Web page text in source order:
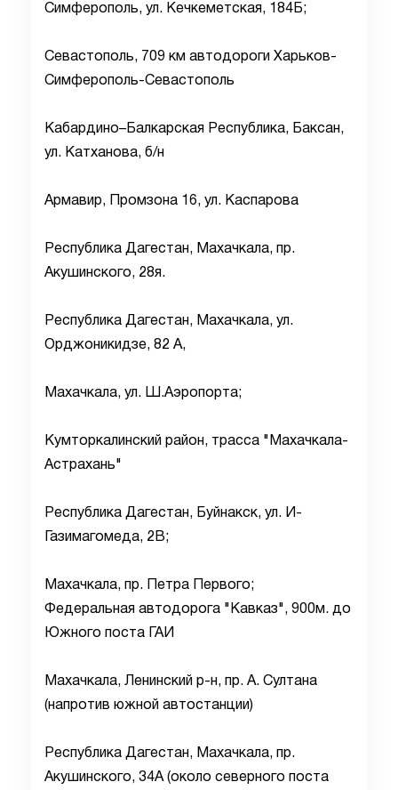
Симферополь, ул. Кечкеметская, 184Б;
Севастополь, 709 км автодороги Харьков-
Симферополь-Севастополь
Кабардино–Балкарская Республика, Баксан,
ул. Катханова, б/н
Армавир, Промзона 16, ул. Каспарова
Республика Дагестан, Махачкала, пр.
Акушинского, 28я.
Республика Дагестан, Махачкала, ул.
Орджоникидзе, 82 А,
Махачкала, ул. Ш.Аэропорта;
Кумторкалинский район, трасса "Махачкала-
Астрахань"
Республика Дагестан, Буйнакск, ул. И-
Газимагомеда, 2В;
Махачкала, пр. Петра Первого;
Федеральная автодорога "Кавказ", 900м. до
Южного поста ГАИ
Махачкала, Ленинский р-н, пр. А. Султана
(напротив южной автостанции)
Республика Дагестан, Махачкала, пр.
Акушинского, 34А (около северного поста